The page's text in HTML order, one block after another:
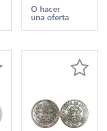
1855 A
Paris
Make offer
O hacer
una oferta